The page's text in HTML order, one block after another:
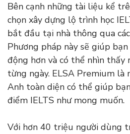
Bên cạnh những tài liệu kể
chọn xây dựng lộ trình học
bắt đầu tại nhà thông qua
Phương pháp này sẽ giúp
động hơn và có thể nhìn thấy
từng ngày. ELSA Premium là
Anh toàn diện có thể giúp
điểm IELTS như mong muốn.
Với hơn 40 triệu người dùng